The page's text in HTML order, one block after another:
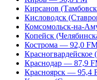
Кирсанов
Кисловодск
Комсомольск-на-
Копейск
Кострома — 92,0
Краснодар — 87,9
Красноярск — 95,4